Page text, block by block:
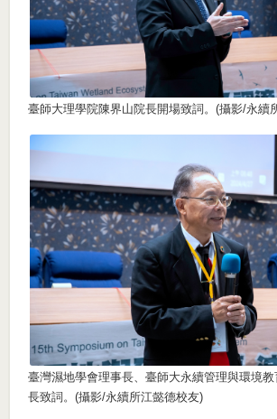
臺師大理學院陳界山院長開場致詞。(攝影/永續
臺灣濕地學會理事長、臺師大永續管理與環境
長致詞。(攝影/永續所江懿德校友)